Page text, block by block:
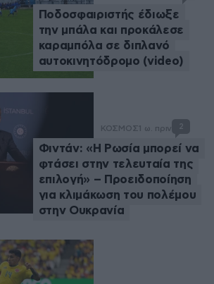
Ποδοσφαιριστής έδιωξε
την μπάλα και προκάλεσε
καραμπόλα σε διπλανό
αυτοκινητόδρομο (video)
ΚΟΣΜΟΣ 1 ω. πριν 2
Φιντάν: «Η Ρωσία μπορεί να
φτάσει στην τελευταία της
επιλογή» – Προειδοποίηση
για κλιμάκωση του πολέμου
στην Ουκρανία